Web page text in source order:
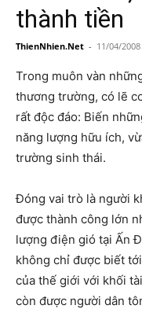
thành tiền
ThienNhien.Net - 11/04/2008
Trong muôn vàn
thương trường, có lẽ
rất độc đáo: Biến
năng lượng hữu ích,
trường sinh thái.
Đóng vai trò là người
được thành công lớn
lượng điện gió tại Ấn
không chỉ được biết
của thế giới với khối
còn được người dân